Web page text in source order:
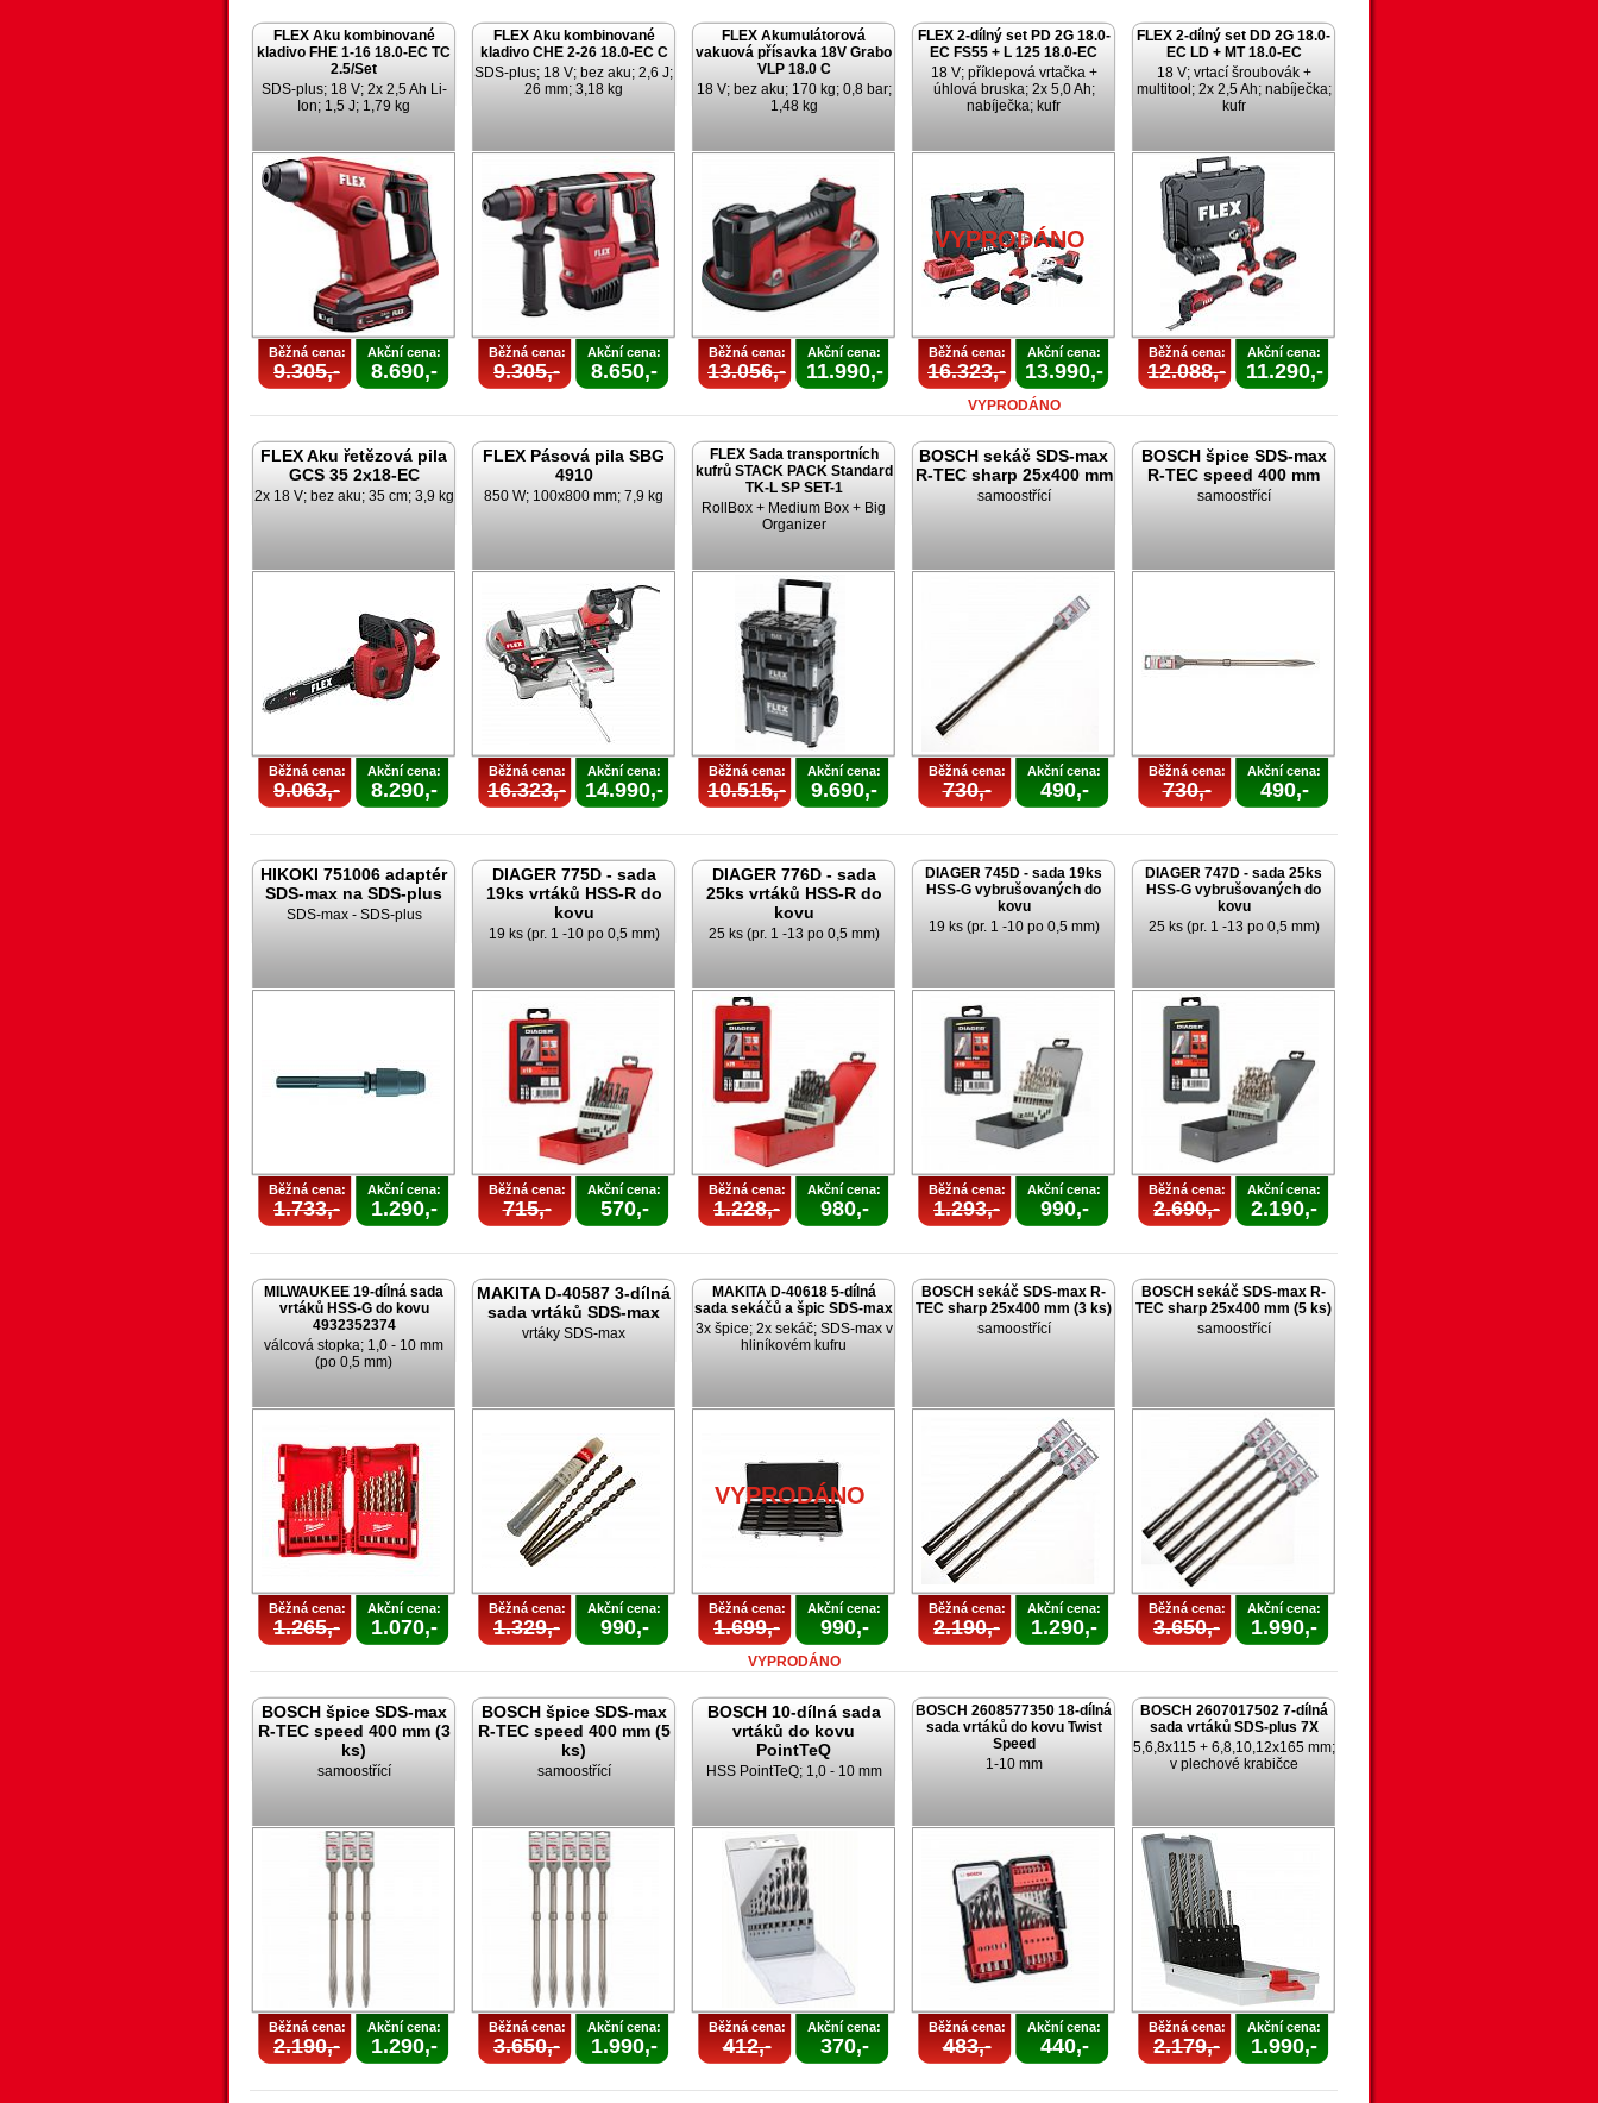
FLEX Aku kombinované
kladivo FHE 1-16 18.0-EC TC
2.5/Set
SDS-plus; 18 V; 2x 2,5 Ah Li-
Ion; 1,5 J; 1,79 kg
Běžná cena:
9.305,-
Akční cena:
8.690,-
FLEX Aku kombinované
kladivo CHE 2-26 18.0-EC C
SDS-plus; 18 V; bez aku; 2,6 J;
26 mm; 3,18 kg
Běžná cena:
9.305,-
Akční cena:
8.650,-
FLEX Akumulátorová
vakuová přísavka 18V Grabo
VLP 18.0 C
18 V; bez aku; 170 kg; 0,8 bar;
1,48 kg
Běžná cena:
13.056,-
Akční cena:
11.990,-
FLEX 2-dílný set PD 2G 18.0-
EC FS55 + L 125 18.0-EC
18 V; příklepová vrtačka +
úhlová bruska; 2x 5,0 Ah;
nabíječka; kufr
VYPRODÁNO
Běžná cena:
16.323,-
Akční cena:
13.990,-
VYPRODÁNO
FLEX 2-dílný set DD 2G 18.0-
EC LD + MT 18.0-EC
18 V; vrtací šroubovák +
multitool; 2x 2,5 Ah; nabíječka;
kufr
Běžná cena:
12.088,-
Akční cena:
11.290,-
FLEX Aku řetězová pila
GCS 35 2x18-EC
2x 18 V; bez aku; 35 cm; 3,9 kg
Běžná cena:
9.063,-
Akční cena:
8.290,-
FLEX Pásová pila SBG
4910
850 W; 100x800 mm; 7,9 kg
Běžná cena:
16.323,-
Akční cena:
14.990,-
FLEX Sada transportních
kufrů STACK PACK Standard
TK-L SP SET-1
RollBox + Medium Box + Big
Organizer
Běžná cena:
10.515,-
Akční cena:
9.690,-
BOSCH sekáč SDS-max
R-TEC sharp 25x400 mm
samoostřící
Běžná cena:
730,-
Akční cena:
490,-
BOSCH špice SDS-max
R-TEC speed 400 mm
samoostřící
Běžná cena:
730,-
Akční cena:
490,-
HIKOKI 751006 adaptér
SDS-max na SDS-plus
SDS-max - SDS-plus
Běžná cena:
1.733,-
Akční cena:
1.290,-
DIAGER 775D - sada
19ks vrtáků HSS-R do
kovu
19 ks (pr. 1 -10 po 0,5 mm)
Běžná cena:
715,-
Akční cena:
570,-
DIAGER 776D - sada
25ks vrtáků HSS-R do
kovu
25 ks (pr. 1 -13 po 0,5 mm)
Běžná cena:
1.228,-
Akční cena:
980,-
DIAGER 745D - sada 19ks
HSS-G vybrušovaných do
kovu
19 ks (pr. 1 -10 po 0,5 mm)
Běžná cena:
1.293,-
Akční cena:
990,-
DIAGER 747D - sada 25ks
HSS-G vybrušovaných do
kovu
25 ks (pr. 1 -13 po 0,5 mm)
Běžná cena:
2.690,-
Akční cena:
2.190,-
MILWAUKEE 19-dílná sada
vrtáků HSS-G do kovu
4932352374
válcová stopka; 1,0 - 10 mm
(po 0,5 mm)
Běžná cena:
1.265,-
Akční cena:
1.070,-
MAKITA D-40587 3-dílná
sada vrtáků SDS-max
vrtáky SDS-max
Běžná cena:
1.329,-
Akční cena:
990,-
MAKITA D-40618 5-dílná
sada sekáčů a špic SDS-max
3x špice; 2x sekáč; SDS-max v
hliníkovém kufru
VYPRODÁNO
Běžná cena:
1.699,-
Akční cena:
990,-
VYPRODÁNO
BOSCH sekáč SDS-max R-
TEC sharp 25x400 mm (3 ks)
samoostřící
Běžná cena:
2.190,-
Akční cena:
1.290,-
BOSCH sekáč SDS-max R-
TEC sharp 25x400 mm (5 ks)
samoostřící
Běžná cena:
3.650,-
Akční cena:
1.990,-
BOSCH špice SDS-max
R-TEC speed 400 mm (3
ks)
samoostřící
Běžná cena:
2.190,-
Akční cena:
1.290,-
BOSCH špice SDS-max
R-TEC speed 400 mm (5
ks)
samoostřící
Běžná cena:
3.650,-
Akční cena:
1.990,-
BOSCH 10-dílná sada
vrtáků do kovu
PointTeQ
HSS PointTeQ; 1,0 - 10 mm
Běžná cena:
412,-
Akční cena:
370,-
BOSCH 2608577350 18-dílná
sada vrtáků do kovu Twist
Speed
1-10 mm
Běžná cena:
483,-
Akční cena:
440,-
BOSCH 2607017502 7-dílná
sada vrtáků SDS-plus 7X
5,6,8x115 + 6,8,10,12x165 mm;
v plechové krabičce
Běžná cena:
2.179,-
Akční cena:
1.990,-